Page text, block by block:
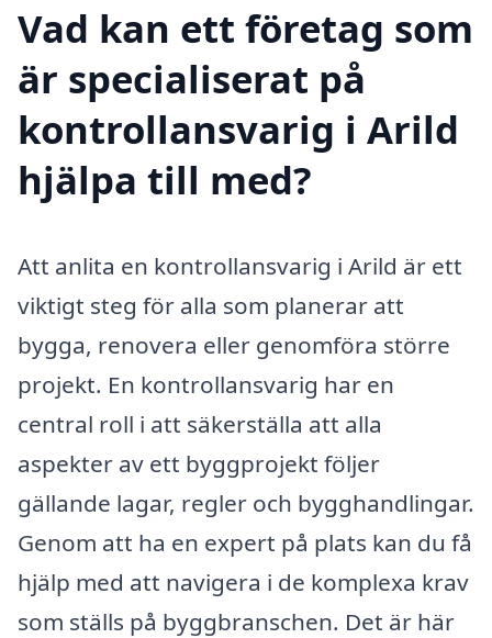
Vad kan ett företag som
är specialiserat på
kontrollansvarig i Arild
hjälpa till med?
Att anlita en kontrollansvarig i Arild är ett
viktigt steg för alla som planerar att
bygga, renovera eller genomföra större
projekt. En kontrollansvarig har en
central roll i att säkerställa att alla
aspekter av ett byggprojekt följer
gällande lagar, regler och bygghandlingar.
Genom att ha en expert på plats kan du få
hjälp med att navigera i de komplexa krav
som ställs på byggbranschen. Det är här